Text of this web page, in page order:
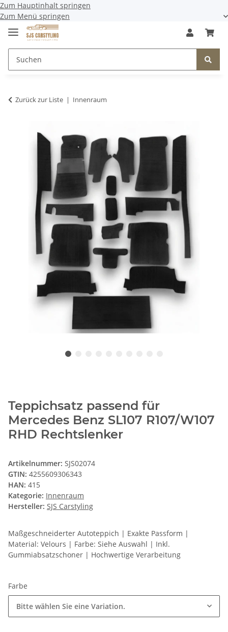
Zum Hauptinhalt springen
Zum Menü springen
Zurück zur Liste Innenraum
Teppichsatz passend für
Mercedes Benz SL107 R107/W107
RHD Rechtslenker
Artikelnummer: SJS02074
GTIN: 4255609306343
HAN: 415
Kategorie: Innenraum
Hersteller: SJS Carstyling
Maßgeschneiderter Autoteppich | Exakte Passform |
Material: Velours | Farbe: Siehe Auswahl | Inkl.
Gummiabsatzschoner | Hochwertige Verarbeitung
Farbe
Bitte wählen Sie eine Variation.